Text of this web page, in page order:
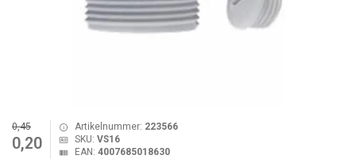
0,45
0,20
Artikelnummer: 223566
SKU: VS16
EAN: 4007685018630